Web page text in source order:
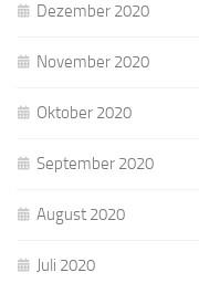
Dezember 2020
November 2020
Oktober 2020
September 2020
August 2020
Juli 2020